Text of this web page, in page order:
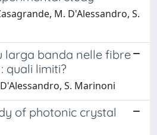
M. D'Alessandro, S.
larga banda nelle fibre
quali limiti?
S. Marinoni
of photonic crystal